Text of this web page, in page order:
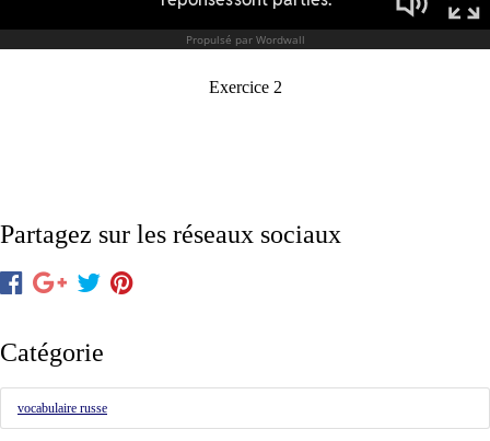
Exercice 2
Partagez sur les réseaux sociaux
Catégorie
vocabulaire russe